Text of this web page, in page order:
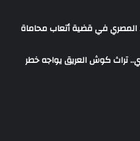
في قضية أتعاب محاماة
تراث كوش العريق يواجه خطر